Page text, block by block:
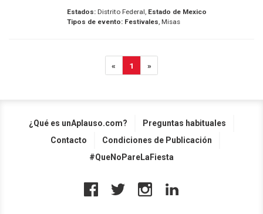
Estados:Distrito Federal, Estado de Mexico
Tipos de evento: Festivales, Misas
« 1 »
¿Qué es unAplauso.com?
Preguntas habituales
Contacto
Condiciones de Publicación
#QueNoPareLaFiesta